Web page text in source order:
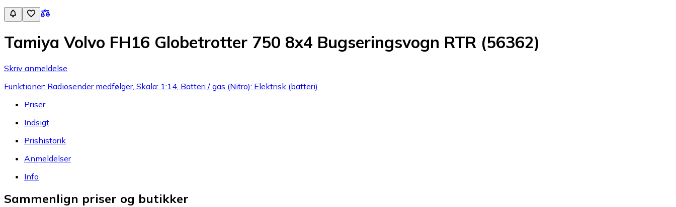
Tamiya Volvo FH16 Globetrotter 750 8x4 Bugseringsvogn RTR (56362)
Skriv anmeldelse
Funktioner: Radiosender medfølger, Skala: 1:14, Batteri / gas (Nitro): Elektrisk (batteri)
Priser
Indsigt
Prishistorik
Anmeldelser
Info
Sammenlign priser og butikker